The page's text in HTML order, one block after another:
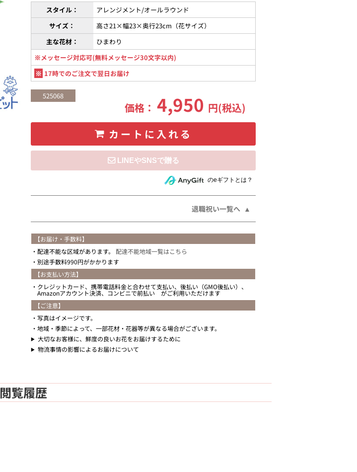
スタイル：
アレンジメント/オールラウンド
サイズ：
高さ21×幅23×奥行23cm（花サイズ）
主な花材：
ひまわり
※メッセージ対応可(無料メッセージ30文字以内)
※ 17時でのご注文で翌日お届け
525068
価格：4,950 円(税込)
カートに入れる
住所を知らない相手にeギフトで贈るのeギフトとは？
退職祝い一覧へ
【お届け・手数料】
配達不能な区域があります。 配達不能地域一覧はこちら
別途手数料990円がかかります
【お支払い方法】
クレジットカード、携帯電話料金と合わせて支払い、後払い（GMO後払い）、
Amazonアカウント決済、コンビニで前払い がご利用いただけます
【ご注意】
写真はイメージです。
地域・季節によって、一部花材・花器等が異なる場合がございます。
大切なお客様に、鮮度の良いお花をお届けするために
物流事情の影響によるお届けについて
閲覧履歴